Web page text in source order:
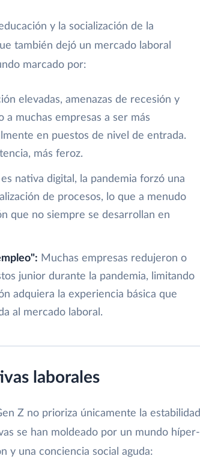
y la socialización de la
también dejó un mercado laboral
marcado por:
elevadas, amenazas de recesión y
muchas empresas a ser más
en puestos de nivel de entrada.
más feroz.
nativa digital, la pandemia forzó una
de procesos, lo que a menudo
que no siempre se desarrollan en
Muchas empresas redujeron o
junior durante la pandemia, limitando
adquiera la experiencia básica que
al mercado laboral.
laborales
Z no prioriza únicamente la estabilidad
se han moldeado por un mundo híper-
y una conciencia social aguda: